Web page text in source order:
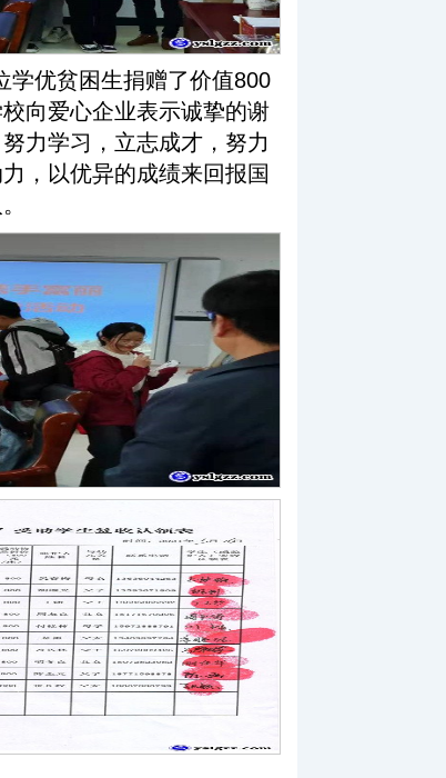
学优贫困生捐赠了价值800
向爱心企业表示诚挚的谢
力学习，立志成才，努力
，以优异的成绩来回报国